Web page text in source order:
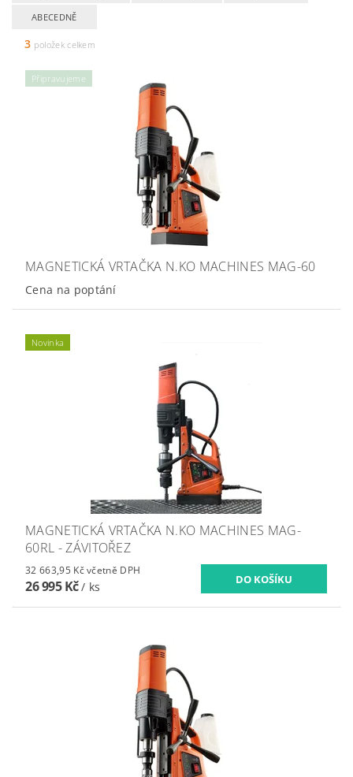
ABECEDNĚ
3 položek celkem
Připravujeme
MAGNETICKÁ VRTAČKA N.KO MACHINES MAG-60
Cena na poptání
Novinka
MAGNETICKÁ VRTAČKA N.KO MACHINES MAG-
60RL - ZÁVITOŘEZ
32 663,95 Kč včetně DPH
26 995 Kč/ ks